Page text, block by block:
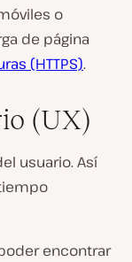
o
de página
(HTTPS).
(UX)
usuario. Así
encontrar